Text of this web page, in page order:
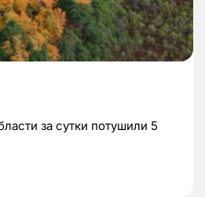
за сутки потушили 5